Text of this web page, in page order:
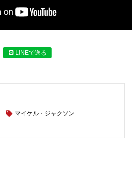
LINEで送る
マイケル・ジャクソン